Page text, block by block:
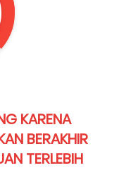
KARENA
BERAKHIR
TERLEBIH